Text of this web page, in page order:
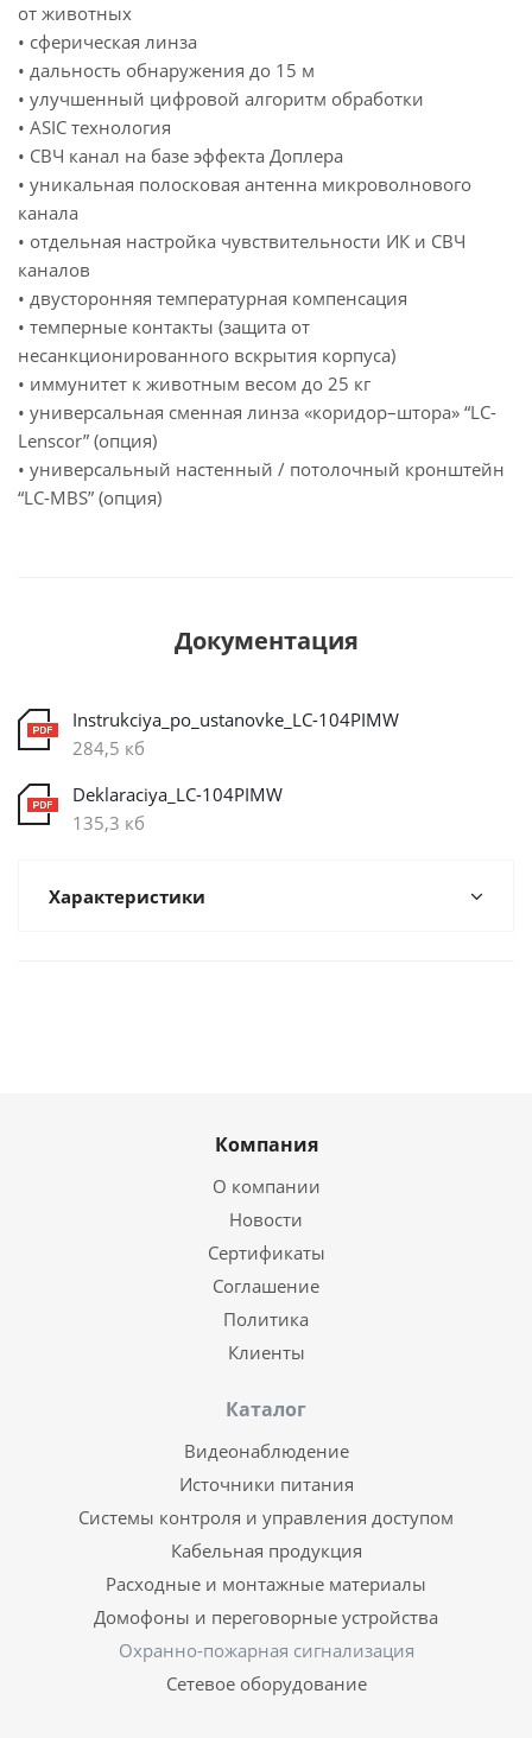
от животных
• сферическая линза
• дальность обнаружения до 15 м
• улучшенный цифровой алгоритм обработки
• ASIC технология
• СВЧ канал на базе эффекта Доплера
• уникальная полосковая антенна микроволнового
канала
• отдельная настройка чувствительности ИК и СВЧ
каналов
• двусторонняя температурная компенсация
• темперные контакты (защита от
несанкционированного вскрытия корпуса)
• иммунитет к животным весом до 25 кг
• универсальная сменная линза «коридор–штора» “LC-
Lenscor” (опция)
• универсальный настенный / потолочный кронштейн
“LC-MBS” (опция)
Документация
Instrukciya_po_ustanovke_LC-104PIMW
284,5 кб
Deklaraciya_LC-104PIMW
135,3 кб
Характеристики
Компания
О компании
Новости
Сертификаты
Соглашение
Политика
Клиенты
Каталог
Видеонаблюдение
Источники питания
Системы контроля и управления доступом
Кабельная продукция
Расходные и монтажные материалы
Домофоны и переговорные устройства
Охранно-пожарная сигнализация
Сетевое оборудование